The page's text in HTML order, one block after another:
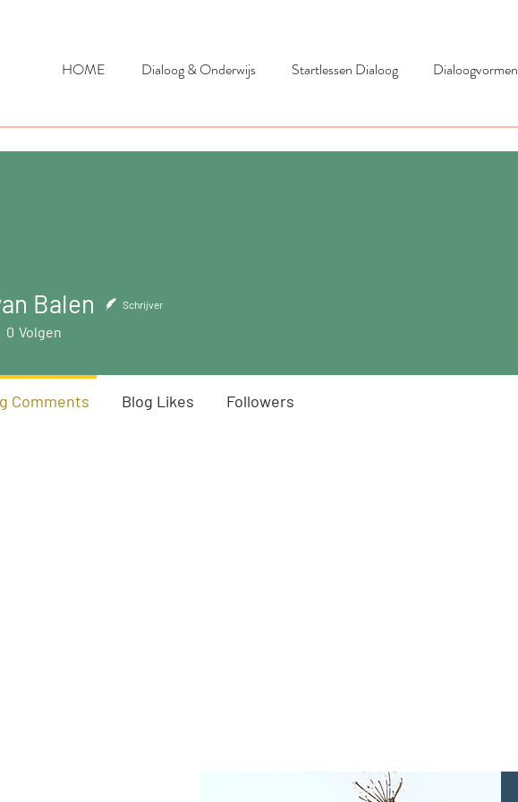
HOME Dialoog & Onderwijs Startlessen Dialoog Dialoogvormen
Balen Schrijver
0 Volgen
Comments Blog Likes Followers